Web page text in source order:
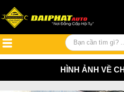
HÌNH ẢNH VỀ